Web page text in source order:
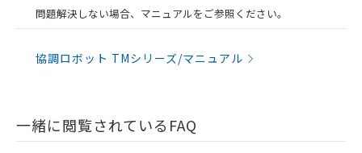
問題解決しない場合、マニュアルをご参照ください。
協調ロボット TMシリーズ/マニュアル
一緒に閲覧されているFAQ